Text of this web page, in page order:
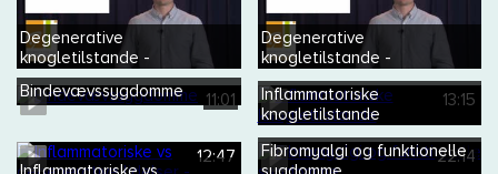
Degenerative
knogletilstande -
osteoporose
Degenerative
knogletilstande -
osteoartrose
11:01
Bindevævssygdomme 13:15
Inflammatoriske
knogletilstande
12:47 22:14
Fibromyalgi og funktionelle